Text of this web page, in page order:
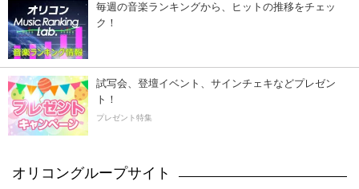
毎週の音楽ランキングから、ヒットの推移をチェッ
ク！
試写会、登壇イベント、サインチェキなどプレゼン
ト！
プレゼント特集
オリコングループサイト